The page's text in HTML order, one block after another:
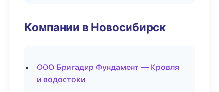
Компании в Новосибирск
ООО Бригадир Фундамент — Кровля
и водостоки